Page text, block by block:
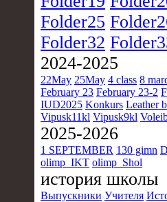
Folder25
Folder32
2024-2025
22May 25May 4 class 8
February 23 February 23-2
IUD2025 Konkurs Leather
Vipusk11kl Vipusk9kl
2025-2026
1 SEPTEMBER 130 gimn
olimp_IKT olimp_Shol
история школы
Выпускники Учителя